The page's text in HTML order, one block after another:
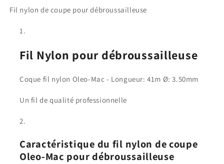
3.50mm
x
41m
3.50mm
Fil nylon de coupe pour débroussailleuse
Fil Nylon pour débroussailleuse
Coque fil nylon Oleo-Mac - Longueur: 41m Ø: 3.50mm
Un fil de qualité professionnelle
Caractéristique du fil nylon de coupe
Oleo-Mac pour débroussailleuse